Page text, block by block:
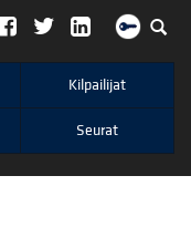
Kilpailijat
Seurat